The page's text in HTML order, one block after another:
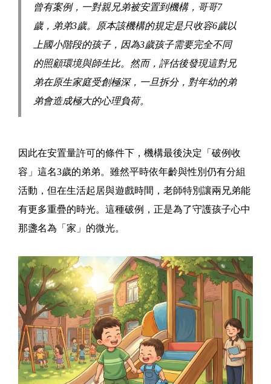
曾有案例，一對親兄弟被安置到機構，哥哥7
歲，弟弟3歲。原本該機構的規定是只收容6歲以
上國小階段的孩子，因為3歲孩子需要完全不同
的照顧環境與師生比。然而，評估後發現這對兄
弟在原生家庭受創極深，一旦拆分，對年幼的弟
弟會造成極大的心理負荷。
因此在安置量許可的條件下，機構最後決定「破例收
容」這名3歲的弟弟。雖然平時依年齡與性別仍有分組
活動，但在生活起居與遊戲時間，老師特別讓兩兄弟能
有更多重疊的時光。這種破例，正是為了守護孩子心中
那盞名為「家」的微光。